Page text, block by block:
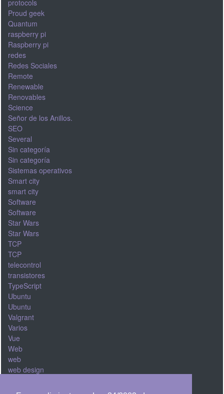
protocols
Proud geek
Quantum
raspberry pi
Raspberry pi
redes
Redes Sociales
Remote
Renewable
Renovables
Science
Señor de los Anillos.
SEO
Several
Sin categoría
Sin categoría
Sistemas operativos
Smart city
smart city
Software
Software
Star Wars
Star Wars
TCP
TCP
telecontrol
transistores
TypeScript
Ubuntu
Ubuntu
Valgrant
Varios
Vue
Web
web
web design
windows